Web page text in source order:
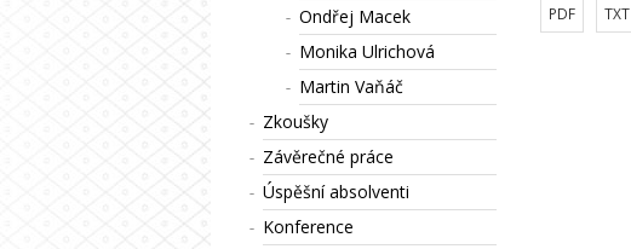
Ondřej Macek
Monika Ulrichová
Martin Vaňáč
Zkoušky
Závěrečné práce
Úspěšní absolventi
Konference
PDF TXT